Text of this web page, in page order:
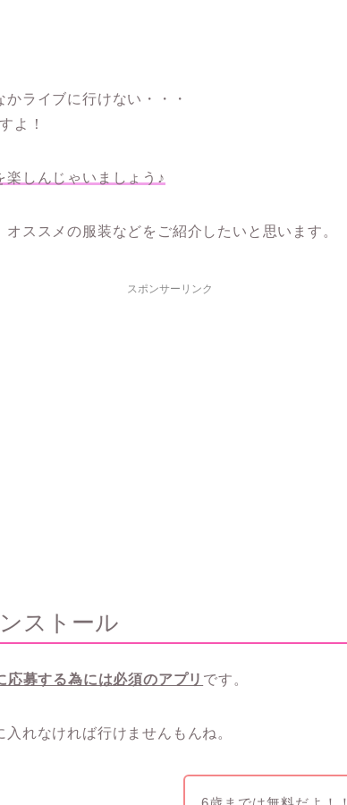
ライブに行けない・・・
よ！
楽しんじゃいましょう♪
ススメの服装などをご紹介したいと思います。
スポンサーリンク
ストール
応募する為には必須のアプリ です。
れなければ行けませんもんね。